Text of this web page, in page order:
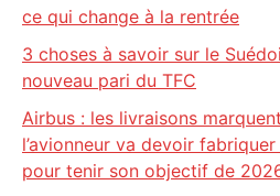
ce qui change à la rentrée
3 choses à savoir sur le
nouveau pari du TFC
Airbus : les livraisons
l’avionneur va devoir
pour tenir son objectif de